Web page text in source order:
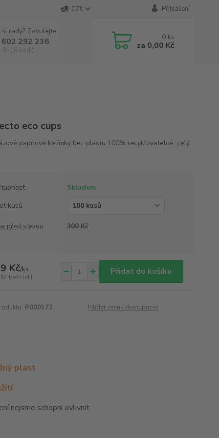
CZK Přihlášení
rady? Zavolejte.
292 236
8-16 hod.)
0 ks
za 0,00 Kč
eco cups
papírové kelímky bez plastu 100% recyklovatelné. celý
Skladem
kusů
před slevou 300 Kč
Kč/ks
bez DPH
Přidat do košíku
P000172 Hlídat cenu / dostupnost
plast
nejsme schopni ovlivnit